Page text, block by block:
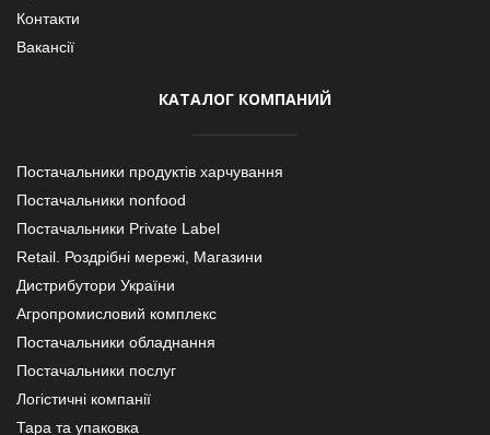
Контакти
Вакансії
КАТАЛОГ КОМПАНИЙ
Постачальники продуктів харчування
Постачальники nonfood
Постачальники Private Label
Retail. Роздрібні мережі, Магазини
Дистрибутори України
Агропромисловий комплекс
Постачальники обладнання
Постачальники послуг
Логістичні компанії
Тара та упаковка